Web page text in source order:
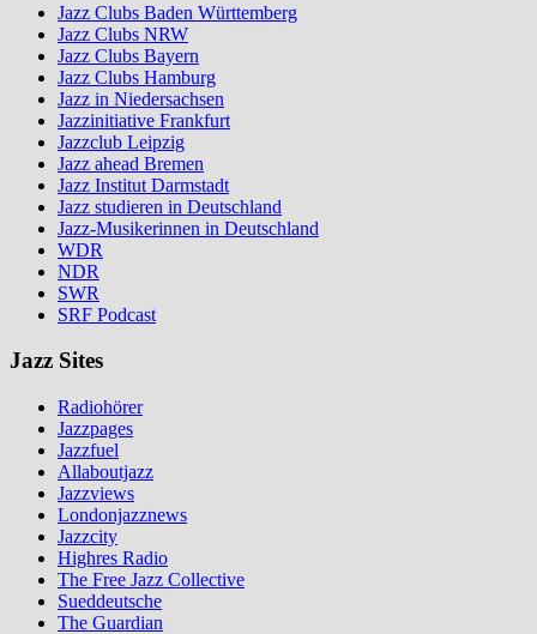
Jazz Clubs Baden Württemberg
Jazz Clubs NRW
Jazz Clubs Bayern
Jazz Clubs Hamburg
Jazz in Niedersachsen
Jazzinitiative Frankfurt
Jazzclub Leipzig
Jazz ahead Bremen
Jazz Institut Darmstadt
Jazz studieren in Deutschland
Jazz-Musikerinnen in Deutschland
WDR
NDR
SWR
SRF Podcast
Jazz Sites
Radiohörer
Jazzpages
Jazzfuel
Allaboutjazz
Jazzviews
Londonjazznews
Jazzcity
Highres Radio
The Free Jazz Collective
Sueddeutsche
The Guardian